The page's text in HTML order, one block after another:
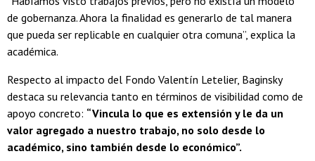
de gobernanza. Ahora la finalidad es generarlo de tal manera
que pueda ser replicable en cualquier otra comuna”, explica la
académica.
Respecto al impacto del Fondo Valentín Letelier, Baginsky
destaca su relevancia tanto en términos de visibilidad como de
apoyo concreto: “Vincula lo que es extensión y le da un
valor agregado a nuestro trabajo, no solo desde lo
académico, sino también desde lo económico”.